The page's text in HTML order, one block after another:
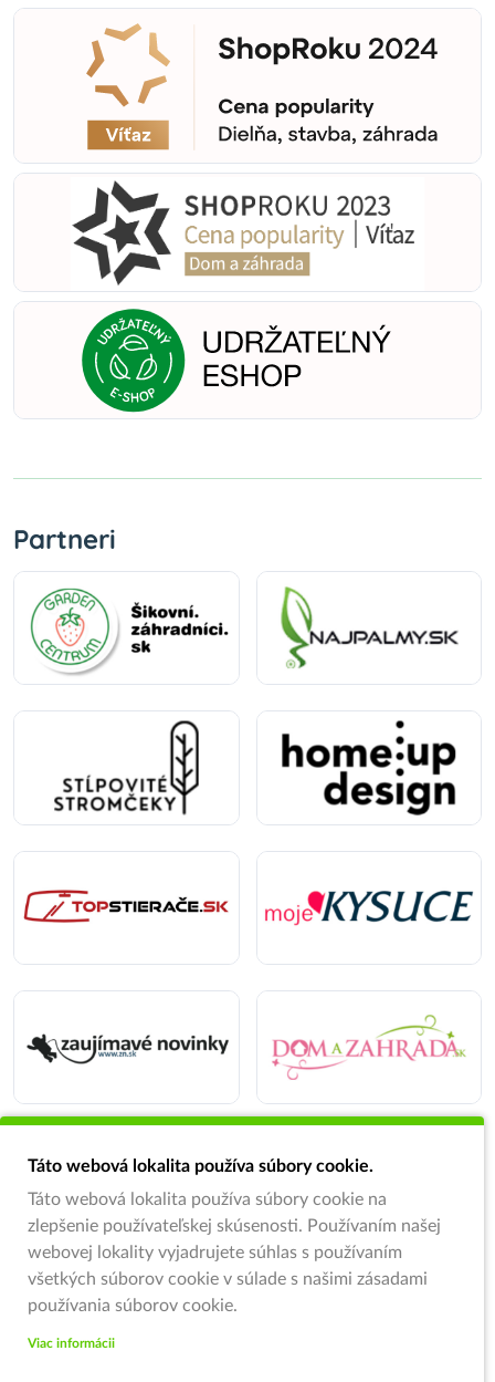
Partneri
Táto webová lokalita používa súbory cookie.
Táto webová lokalita používa súbory cookie na
zlepšenie používateľskej skúsenosti. Používaním našej
webovej lokality vyjadrujete súhlas s používaním
všetkých súborov cookie v súlade s našimi zásadami
používania súborov cookie.
Viac informácii